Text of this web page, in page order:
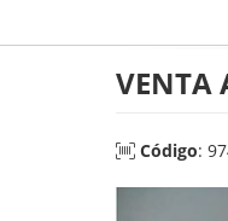
VENTA
Código: